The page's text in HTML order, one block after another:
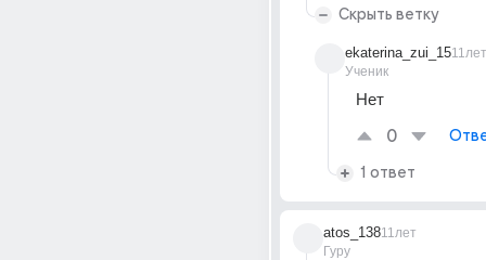
Скрыть ветку
ekaterina_zui_15
Ученик
11лет
Нет
0
1 ответ
atos_138
Гуру
11лет